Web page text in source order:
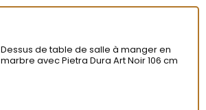
Dessus de table de salle à manger en
marbre avec Pietra Dura Art Noir 106 cm